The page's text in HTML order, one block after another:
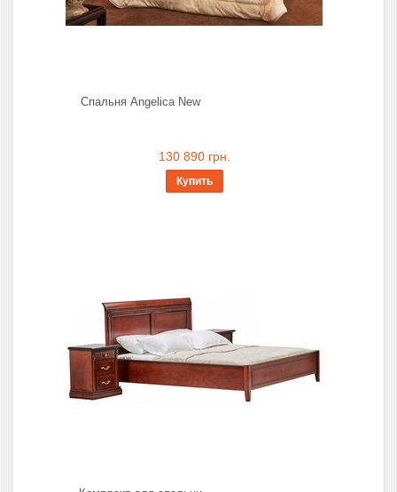
Спальня Angelica New
130 890 грн.
Купить